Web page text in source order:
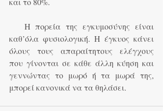
καθ’όλα φυσιολογική. Η έγκυος κάνει
όλους τους απαραίτητους ελέγχους
που γίνονται σε κάθε άλλη κύηση και
γεννώντας το μωρό ή τα μωρά της,
μπορεί κανονικά να τα θηλάσει.